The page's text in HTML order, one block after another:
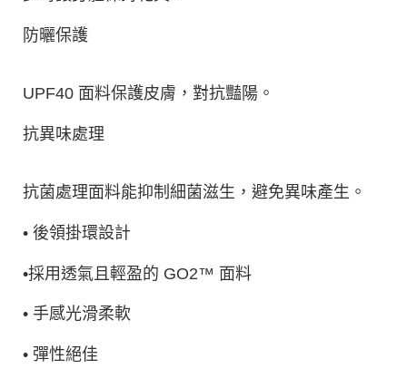
防曬保護
UPF40 面料保護皮膚，對抗豔陽。
抗異味處理
抗菌處理面料能抑制細菌滋生，避免異味產生。
• 後領掛環設計
•採用透氣且輕盈的 GO2™ 面料
• 手感光滑柔軟
• 彈性絕佳